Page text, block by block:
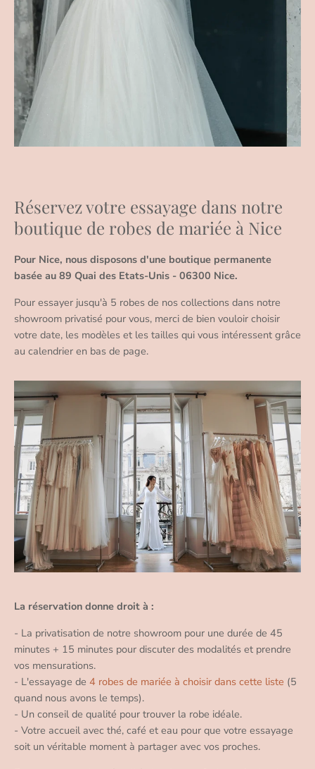
Réservez votre essayage dans notre
boutique de robes de mariée à Nice
Pour Nice, nous disposons d'une boutique permanente
basée au 89 Quai des Etats-Unis - 06300 Nice.
Pour essayer jusqu'à 5 robes de nos collections dans notre
showroom privatisé pour vous, merci de bien vouloir choisir
votre date, les modèles et les tailles qui vous intéressent grâce
au calendrier en bas de page.
La réservation donne droit à :
- La privatisation de notre showroom pour une durée de 45
minutes + 15 minutes pour discuter des modalités et prendre
vos mensurations.
- L'essayage de 4 robes de mariée à choisir dans cette liste (5
quand nous avons le temps).
- Un conseil de qualité pour trouver la robe idéale.
- Votre accueil avec thé, café et eau pour que votre essayage
soit un véritable moment à partager avec vos proches.